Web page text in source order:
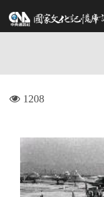
到
區
visit
1208